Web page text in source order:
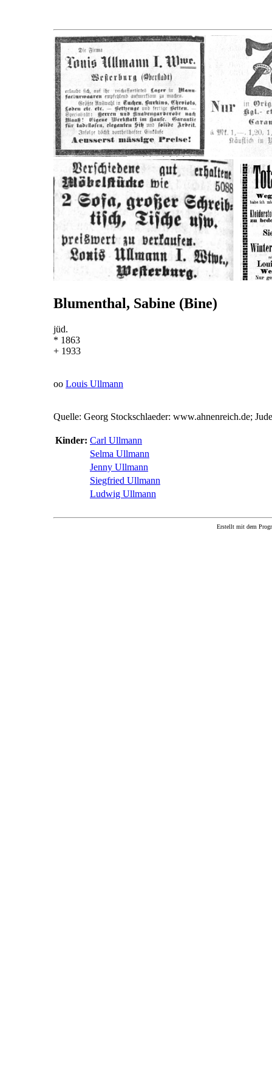
Blumenthal, Sabine (Bine)
jüd.
* 1863
+ 1933
oo Louis Ullmann
Quelle: Georg Stockschlaeder: www.ahnenreich.de;
Kinder: Carl Ullmann
Selma Ullmann
Jenny Ullmann
Siegfried Ullmann
Ludwig Ullmann
Erstellt mit dem